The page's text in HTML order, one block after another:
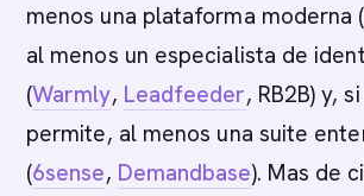
menos una plataforma moderna
al menos un especialista de
(Warmly, Leadfeeder, RB2B) y,
permite, al menos una suite
(6sense, Demandbase). Mas de